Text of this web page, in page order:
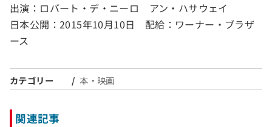
出演：ロバート・デ・ニーロ アン・ハサウェイ
日本公開：2015年10月10日 配給：ワーナー・ブラザ
ース
カテゴリー 本・映画
関連記事